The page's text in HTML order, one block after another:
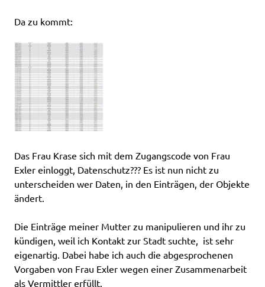
Da zu kommt:
Das Frau Krase sich mit dem Zugangscode von Frau
Exler einloggt, Datenschutz??? Es ist nun nicht zu
unterscheiden wer Daten, in den Einträgen, der Objekte
ändert.
Die Einträge meiner Mutter zu manipulieren und ihr zu
kündigen, weil ich Kontakt zur Stadt suchte, ist sehr
eigenartig. Dabei habe ich auch die abgesprochenen
Vorgaben von Frau Exler wegen einer Zusammenarbeit
als Vermittler erfüllt.